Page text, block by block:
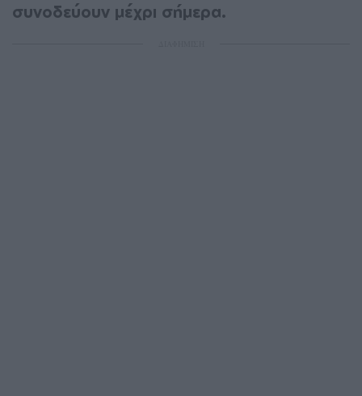
συνοδεύουν μέχρι σήμερα.